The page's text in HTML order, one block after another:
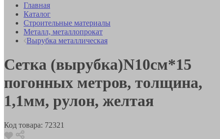
Главная
Каталог
Строительные материалы
Металл, металлопрокат
Вырубка металлическая
Сетка (вырубка)N10см*15
погонных метров, толщина,
1,1мм, рулон, желтая
Код товара: 72321